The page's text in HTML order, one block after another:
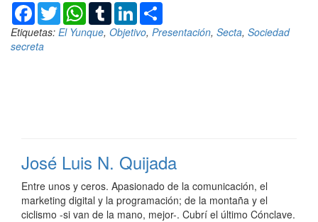
Facebook
TwitterWhatsApp
TumblrLinkedIn
Etiquetas: El Yunque, Objetivo, Presentación, Secta, Sociedad
secreta
José Luis N. Quijada
Entre unos y ceros. Apasionado de la comunicación, el
marketing digital y la programación; de la montaña y el
ciclismo -si van de la mano, mejor-. Cubrí el último Cónclave.